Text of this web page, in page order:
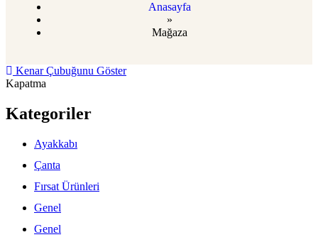
Anasayfa
»
Mağaza
Kenar Çubuğunu Göster
Kapatma
Kategoriler
Ayakkabı
Çanta
Fırsat Ürünleri
Genel
Genel